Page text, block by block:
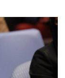
Réforme
Bénin :
Aliko